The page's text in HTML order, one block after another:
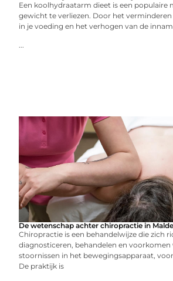
Een koolhydraatarm dieet is een populaire
gewicht te verliezen. Door het
in je voeding en het verhogen van de
...
De wetenschap achter chiropractie in
Chiropractie is een behandelwijze die zich
diagnosticeren, behandelen en voorkomen
stoornissen in het bewegingsapparaat,
De praktijk is